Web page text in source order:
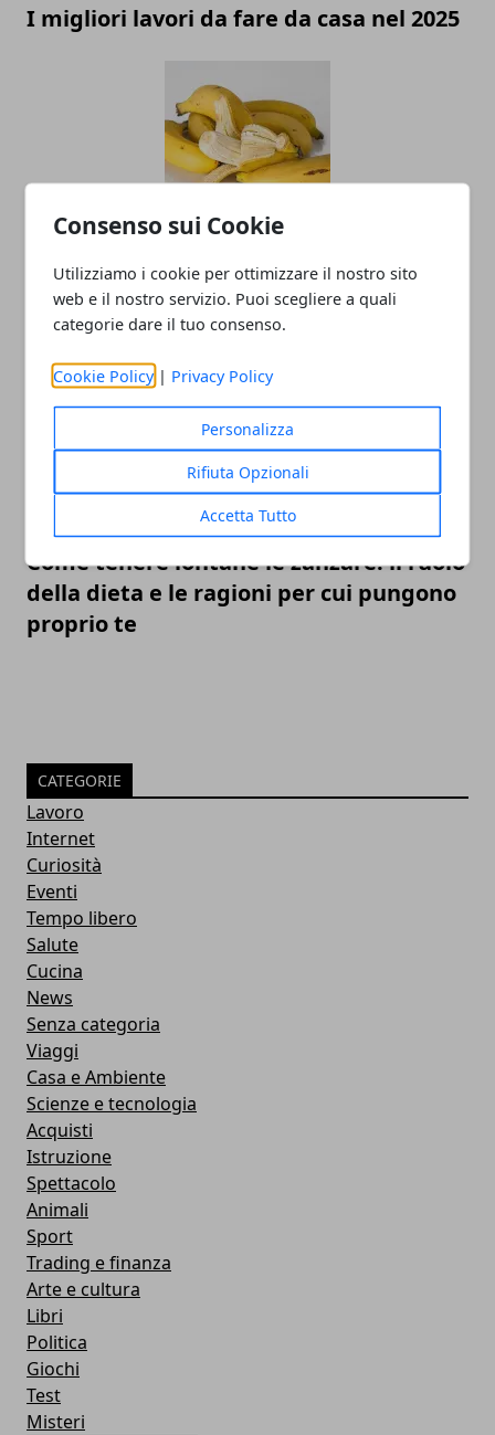
Consenso sui Cookie
Utilizziamo i cookie per ottimizzare il nostro sito
web e il nostro servizio. Puoi scegliere a quali
categorie dare il tuo consenso.
Cookie Policy | Privacy Policy
Personalizza
Rifiuta Opzionali
Accetta Tutto
I migliori lavori da fare da casa nel 2025
avocado: perché non dovresti ignorare
la pulizia
Come tenere lontane le zanzare: il ruolo
della dieta e le ragioni per cui pungono
proprio te
CATEGORIE
Lavoro
Internet
Curiosità
Eventi
Tempo libero
Salute
Cucina
News
Senza categoria
Viaggi
Casa e Ambiente
Scienze e tecnologia
Acquisti
Istruzione
Spettacolo
Animali
Sport
Trading e finanza
Arte e cultura
Libri
Politica
Giochi
Test
Misteri